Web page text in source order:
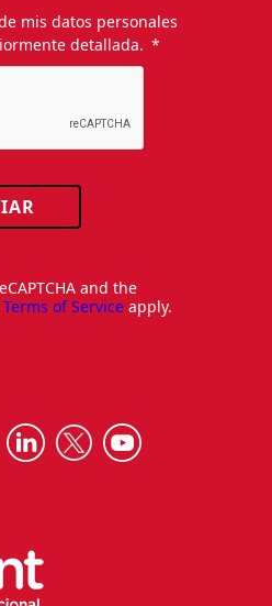
mis datos personales
detallada.
and the
Terms of Service apply.